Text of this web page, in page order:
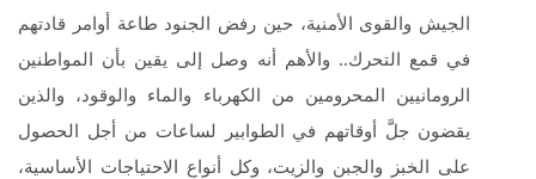
الجيش والقوى الأمنية، حين رفض الجنود طاعة أوامر قادتهم
في قمع التحرك.. والأهم أنه وصل إلى يقين بأن المواطنين
الرومانيين المحرومين من الكهرباء والماء والوقود، والذين
يقضون جلَّ أوقاتهم في الطوابير لساعات من أجل الحصول
على الخبز والجبن والزيت، وكل أنواع الاحتياجات الأساسية،